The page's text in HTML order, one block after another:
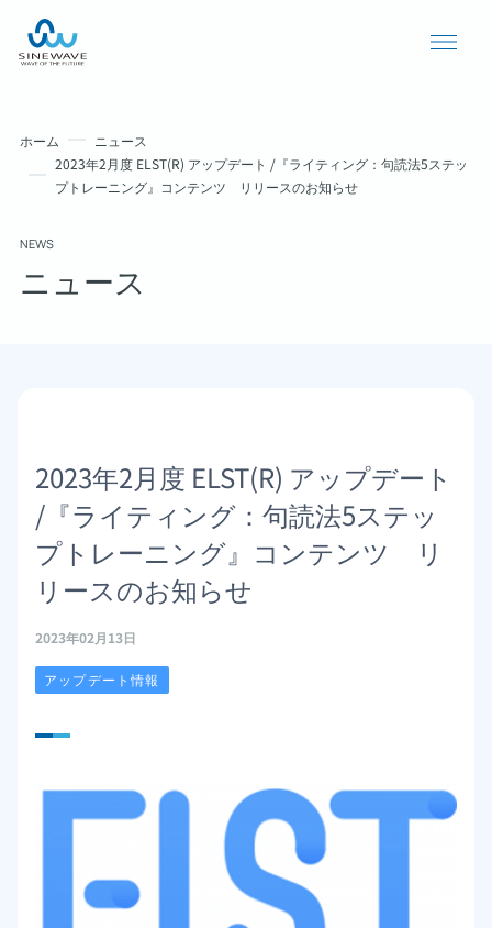
ホーム
ニュース
2023年2月度 ELST(R) アップデート /『ライティング：句読法5ステッ
プトレーニング』コンテンツ リリースのお知らせ
NEWS
ニュース
2023年2月度 ELST(R) アップデート
/『ライティング：句読法5ステッ
プトレーニング』コンテンツ リ
リースのお知らせ
2023年02月13日
アップデート情報